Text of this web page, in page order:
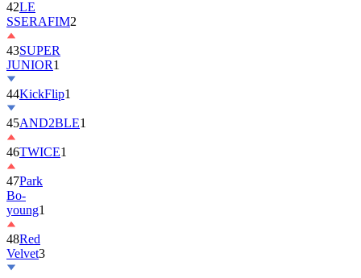
43SUPER
JUNIOR
44KickFlip
45AND2BLE
46TWICE1
47Park
Bo-
young1
48Red
Velvet
49Park
Ji-